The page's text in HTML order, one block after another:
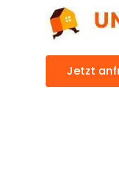
Jetzt